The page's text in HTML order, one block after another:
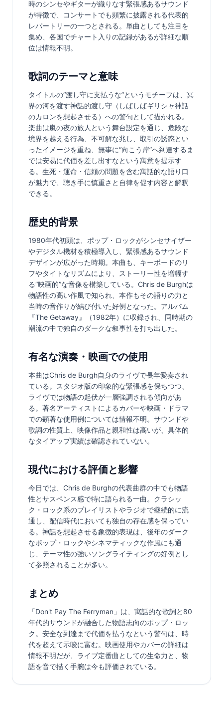
時のシンセやギターが織りなす緊張感あるサウンド
が特徴で、コンサートでも頻繁に披露される代表的
レパートリーの一つとされる。単曲としても注目を
集め、各国でチャート入りの記録があるが詳細な順
位は情報不明。
歌詞のテーマと意味
タイトルの“渡し守に支払うな”というモチーフは、冥
界の河を渡す神話的渡し守（しばしばギリシャ神話
のカロンを想起させる）への警句として描かれる。
楽曲は嵐の夜の旅人という舞台設定を通じ、危険な
境界を越える行為、不可解な兆し、取引の誘惑とい
ったイメージを重ね、無事に“向こう岸”へ到達するま
では安易に代価を差し出すなという寓意を提示す
る。生死・運命・信頼の問題を含む寓話的な語り口
が魅力で、聴き手に慎重さと自律を促す内容と解釈
できる。
歴史的背景
1980年代初頭は、ポップ・ロックがシンセサイザー
やデジタル機材を積極導入し、緊張感あるサウンド
デザインが広がった時期。本曲も、キーボードのリ
フやタイトなリズムにより、ストーリー性を増幅す
る“映画的”な音像を構築している。Chris de Burghは
物語性の高い作風で知られ、本作もその語りの力と
当時の音作りが結び付いた好例となった。アルバム
『The Getaway』（1982年）に収録され、同時期の
潮流の中で独自のダークな叙事性を打ち出した。
有名な演奏・映画での使用
本曲はChris de Burgh自身のライヴで長年愛奏され
ている。スタジオ版の印象的な緊張感を保ちつつ、
ライヴでは物語の起伏が一層強調される傾向があ
る。著名アーティストによるカバーや映画・ドラマ
での顕著な使用例については情報不明。サウンドや
歌詞の性質上、映像作品と親和性は高いが、具体的
なタイアップ実績は確認されていない。
現代における評価と影響
今日では、Chris de Burghの代表曲群の中でも物語
性とサスペンス感で特に語られる一曲。クラシッ
ク・ロック系のプレイリストやラジオで継続的に流
通し、配信時代においても独自の存在感を保ってい
る。神話を想起させる象徴的表現は、後年のダーク
なポップ・ロックやシネマティックな作風にも通
じ、テーマ性の強いソングライティングの好例とし
て参照されることが多い。
まとめ
「Don't Pay The Ferryman」は、寓話的な歌詞と80
年代的サウンドが融合した物語志向のポップ・ロッ
ク。安全な到達まで代価を払うなという警句は、時
代を超えて示唆に富む。映画使用やカバーの詳細は
情報不明だが、ライブ定番曲としての生命力と、物
語を音で描く手腕は今も評価されている。